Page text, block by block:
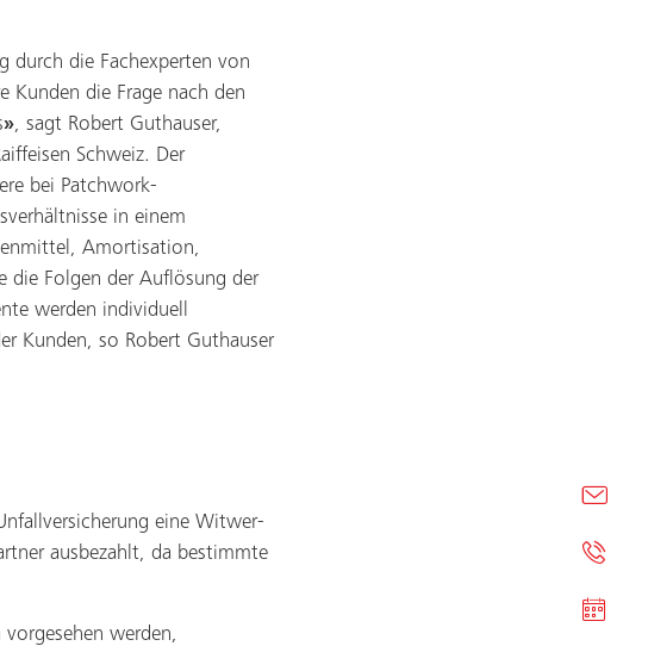
durch die Fachexperten von
Kunden die Frage nach den
», sagt Robert Guthauser,
Schweiz. Der
bei Patchwork-
in einem
Amortisation,
die Folgen der Auflösung der
werden individuell
Kunden, so Robert Guthauser
eine Witwer-
ausbezahlt, da bestimmte
werden,